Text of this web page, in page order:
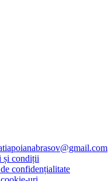
și condiții
confidențialitate